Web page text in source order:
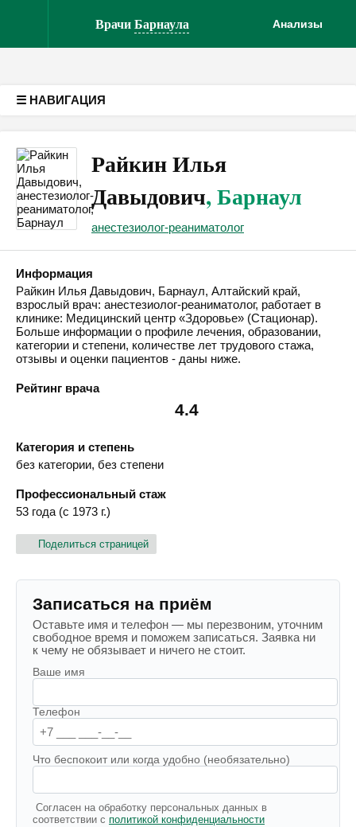
ВрачиБарнаула Анализы
☰ НАВИГАЦИЯ
Райкин Илья
Давыдович, Барнаул
анестезиолог-реаниматолог
Информация
Райкин Илья Давыдович, Барнаул, Алтайский край,
взрослый врач: анестезиолог-реаниматолог, работает в
клинике: Медицинский центр «Здоровье» (Стационар).
Больше информации о профиле лечения, образовании,
категории и степени, количестве лет трудового стажа,
отзывы и оценки пациентов - даны ниже.
Рейтинг врача
4.4
Категория и степень
без категории, без степени
Профессиональный стаж
53 года (с 1973 г.)
Поделиться страницей
Записаться на приём
Оставьте имя и телефон — мы перезвоним, уточним
свободное время и поможем записаться. Заявка ни
к чему не обязывает и ничего не стоит.
Ваше имя
Телефон
Что беспокоит или когда удобно (необязательно)
Согласен на обработку персональных данных в
соответствии с политикой конфиденциальности